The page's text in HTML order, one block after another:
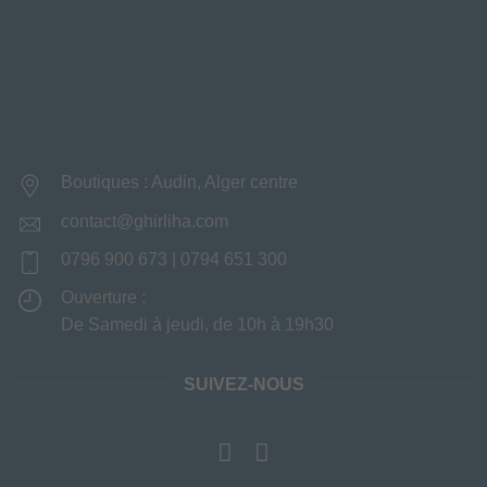
Boutiques : Audin, Alger centre
contact@ghirliha.com
0796 900 673 | 0794 651 300
Ouverture :
De Samedi à jeudi, de 10h à 19h30
SUIVEZ-NOUS